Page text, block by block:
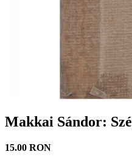
Makkai Sándor:
15.00 RON